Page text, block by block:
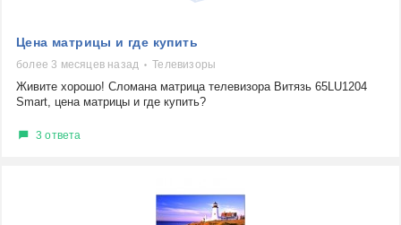
Цена матрицы и где купить
более 3 месяцев назад Телевизоры
Живите хорошо! Сломана матрица телевизора Витязь 65LU1204
Smart, цена матрицы и где купить?
3 ответа